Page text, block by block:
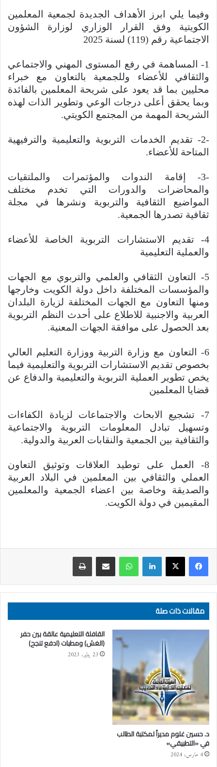
وفيما يلي ابرز الأهداف الجديدة لجمعية المعلمين
الكويتية وفق القرار الوزاري لوزارة الشؤون
الاجتماعية رقم (119) لسنة 2025
1- المساهمة في رفع المستوى المهني والاجتماعي
والثقافي للأعضاء وللجمعية بالتعاون مع خبراء
محليين بما قد يعود على شريحة المعلمين بالفائدة
وبما يحقق أعلى درجات الوعي وتطوير الذات لهذه
الشريحة المهمة من المجتمع الكويتي.
-2- تقديم الخدمات التربوية والتعليمية والترفيهية
المتاحة للأعضاء.
-3- إقامة الندوات والمؤتمرات والملتقيات
والمحاضرات والدورات التي تخدم مختلف
المواضيع الثقافية والتربوية ونشرها في مجلة
ثقافية تصدرها الجمعية.
4- تقديم الاستشارات التربوية الخاصة للأعضاء
والعملية التعليمية
5- التعاون الثقافي والعلمي والتربوي مع الجهات
والمؤسسات المختلفة داخل دولة الكويت وخارجها
ومنها التعاون مع الجهات المختلفة لزيارة البلدان
العربية والاجنبية للاطلاع على أحدث النظم التربوية
بعد الحصول على موافقة الجهات المعنية.
6- التعاون مع وزارة التربية ووزارة التعليم العالي
بخصوص تقديم الاستشارات التربوية والتعليمية فيما
يخص تطوير العملية التربوية والتعليمية والدفاع عن
قضايا المعلمين
7- تشجيع الابحاث والاجتماعات لزيادة الكفاءات
وتسهيل تبادل المعلومات التربوية والاجتماعية
والثقافية بين الجمعية والنقابات العربية والدولية.
8- العمل على توطيد العلاقات وتوثيق التعاون
العملي والثقافي بين المعلمين في البلاد العربية
والصديقة وخاصة بين اعضاء الجمعية والمعلمين
المقيمين في دولة الكويت.
واتساب
مقالات ذات صلة
د. حسين غلوم مديراً لمكتبة الطالب
في «التطبيقي»
4 مارس، 2024
القافلة التعليمية عالقة بين حفر
(الغش) ومطبات (ادفع تنجح)
23 يناير، 2023